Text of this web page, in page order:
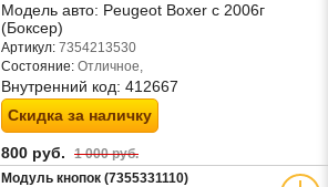
Модель авто: Peugeot Boxer с 2006г
(Боксер)
Артикул: 7354213530
Состояние: Отличное,
Внутренний код: 412667
Скидка за наличку
800 руб. 1 000 руб.
Модуль кнопок (7355331110)